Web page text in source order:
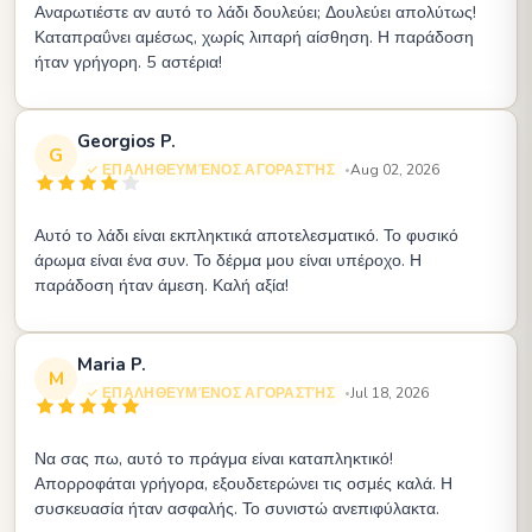
Αναρωτιέστε αν αυτό το λάδι δουλεύει; Δουλεύει απολύτως!
Καταπραΰνει αμέσως, χωρίς λιπαρή αίσθηση. Η παράδοση
ήταν γρήγορη. 5 αστέρια!
G
Georgios P.
ΕΠΑΛΗΘΕΥΜΈΝΟΣ ΑΓΟΡΑΣΤΉΣ •Aug 02, 2026
Αυτό το λάδι είναι εκπληκτικά αποτελεσματικό. Το φυσικό
άρωμα είναι ένα συν. Το δέρμα μου είναι υπέροχο. Η
παράδοση ήταν άμεση. Καλή αξία!
M
Maria P.
ΕΠΑΛΗΘΕΥΜΈΝΟΣ ΑΓΟΡΑΣΤΉΣ •Jul 18, 2026
Να σας πω, αυτό το πράγμα είναι καταπληκτικό!
Απορροφάται γρήγορα, εξουδετερώνει τις οσμές καλά. Η
συσκευασία ήταν ασφαλής. Το συνιστώ ανεπιφύλακτα.